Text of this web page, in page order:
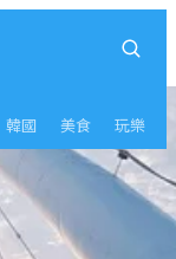
韓國 美食 玩樂